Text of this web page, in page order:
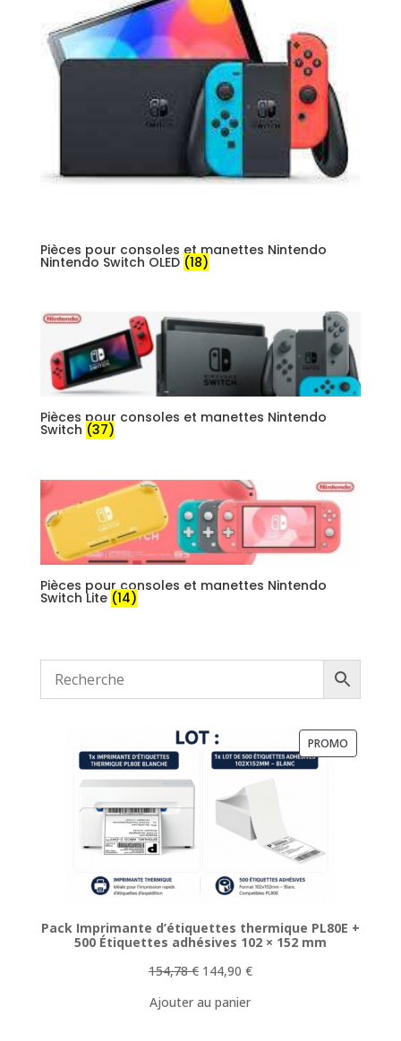
Pièces pour consoles et manettes Nintendo
Nintendo Switch OLED (18)
Pièces pour consoles et manettes Nintendo
Switch (37)
Pièces pour consoles et manettes Nintendo
Switch Lite (14)
PROMO
Pack Imprimante d’étiquettes thermique PL80E +
500 Étiquettes adhésives 102 × 152 mm
154,78€ Le
initial
144,90 €Le
Ajouter au panier